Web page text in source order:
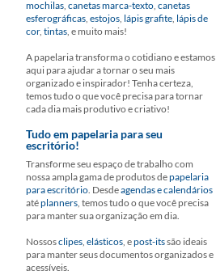
mochilas, canetas marca-texto, canetas
esferográficas, estojos, lápis grafite, lápis de
cor, tintas, e muito mais!
A papelaria transforma o cotidiano e estamos
aqui para ajudar a tornar o seu mais
organizado e inspirador! Tenha certeza,
temos tudo o que você precisa para tornar
cada dia mais produtivo e criativo!
Tudo em papelaria para seu
escritório!
Transforme seu espaço de trabalho com
nossa ampla gama de produtos depapelaria
para escritório. Desdeagendas e calendários
atéplanners, temos tudo o que você precisa
para manter sua organização em dia.
Nossosclipes, elásticos, epost-itssão ideais
para manter seus documentos organizados e
acessíveis.